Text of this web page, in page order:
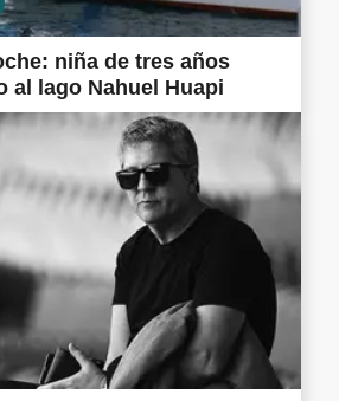
niña de tres años
al lago Nahuel Huapi